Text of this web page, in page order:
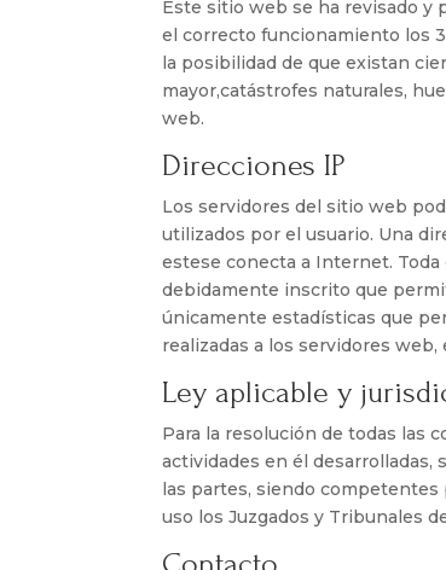
Este sitio web se ha revisado y
el correcto funcionamiento los
la posibilidad de que existan
mayor,catástrofes naturales,
web.
Direcciones IP
Los servidores del sitio web
utilizados por el usuario. Una
estese conecta a Internet.
debidamente inscrito que
únicamente estadísticas que
realizadas a los servidores
Ley aplicable y
Para la resolución de todas las
actividades en él desarrolladas,
las partes, siendo competentes
uso los Juzgados y Tribunales